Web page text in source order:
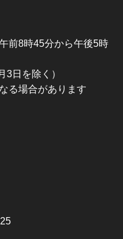
前8時45分から午後5時
3日を除く）
る場合があります